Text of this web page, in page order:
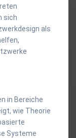
sich
als
in Bereiche
wie Theorie
Systeme